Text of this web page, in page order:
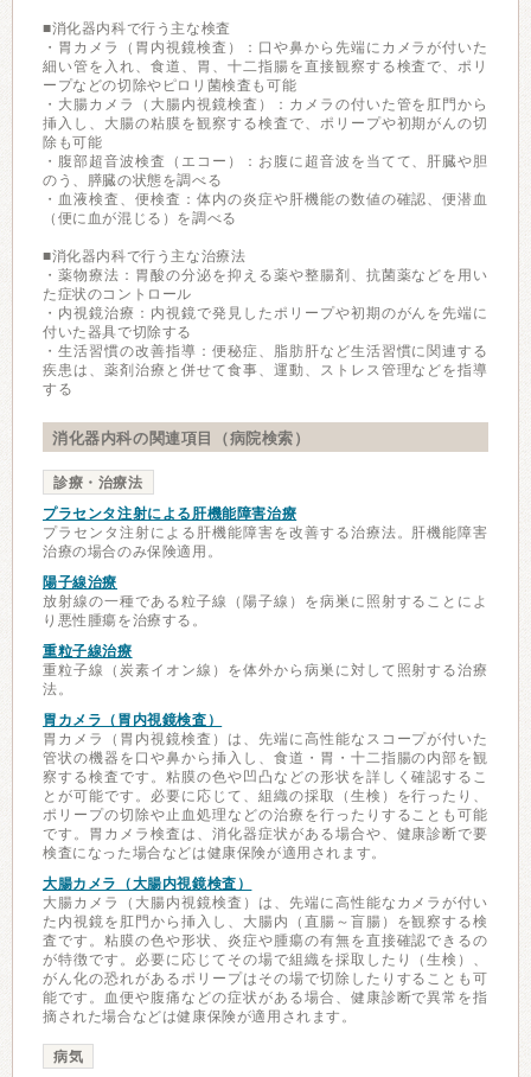
■消化器内科で行う主な検査
・胃カメラ（胃内視鏡検査）：口や鼻から先端にカメラが付いた
細い管を入れ、食道、胃、十二指腸を直接観察する検査で、ポリ
ープなどの切除やピロリ菌検査も可能
・大腸カメラ（大腸内視鏡検査）：カメラの付いた管を肛門から
挿入し、大腸の粘膜を観察する検査で、ポリープや初期がんの切
除も可能
・腹部超音波検査（エコー）：お腹に超音波を当てて、肝臓や胆
のう、膵臓の状態を調べる
・血液検査、便検査：体内の炎症や肝機能の数値の確認、便潜血
（便に血が混じる）を調べる
■消化器内科で行う主な治療法
・薬物療法：胃酸の分泌を抑える薬や整腸剤、抗菌薬などを用い
た症状のコントロール
・内視鏡治療：内視鏡で発見したポリープや初期のがんを先端に
付いた器具で切除する
・生活習慣の改善指導：便秘症、脂肪肝など生活習慣に関連する
疾患は、薬剤治療と併せて食事、運動、ストレス管理などを指導
する
消化器内科の関連項目（病院検索）
診療・治療法
プラセンタ注射による肝機能障害治療
プラセンタ注射による肝機能障害を改善する治療法。肝機能障害
治療の場合のみ保険適用。
陽子線治療
放射線の一種である粒子線（陽子線）を病巣に照射することによ
り悪性腫瘍を治療する。
重粒子線治療
重粒子線（炭素イオン線）を体外から病巣に対して照射する治療
法。
胃カメラ（胃内視鏡検査）
胃カメラ（胃内視鏡検査）は、先端に高性能なスコープが付いた
管状の機器を口や鼻から挿入し、食道・胃・十二指腸の内部を観
察する検査です。粘膜の色や凹凸などの形状を詳しく確認するこ
とが可能です。必要に応じて、組織の採取（生検）を行ったり、
ポリープの切除や止血処理などの治療を行ったりすることも可能
です。胃カメラ検査は、消化器症状がある場合や、健康診断で要
検査になった場合などは健康保険が適用されます。
大腸カメラ（大腸内視鏡検査）
大腸カメラ（大腸内視鏡検査）は、先端に高性能なカメラが付い
た内視鏡を肛門から挿入し、大腸内（直腸～盲腸）を観察する検
査です。粘膜の色や形状、炎症や腫瘍の有無を直接確認できるの
が特徴です。必要に応じてその場で組織を採取したり（生検）、
がん化の恐れがあるポリープはその場で切除したりすることも可
能です。血便や腹痛などの症状がある場合、健康診断で異常を指
摘された場合などは健康保険が適用されます。
病気